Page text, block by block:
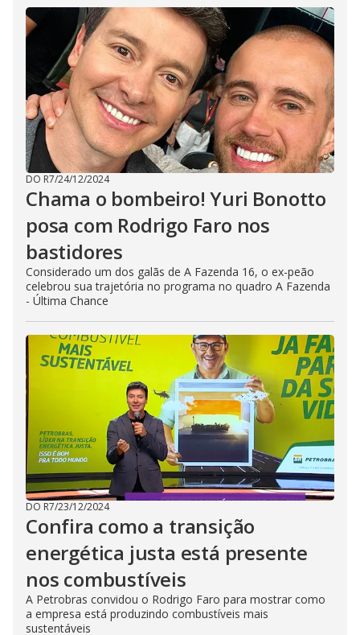
DO R7/24/12/2024
Chama o bombeiro! Yuri Bonotto
posa com Rodrigo Faro nos
bastidores
Considerado um dos galãs de A Fazenda 16, o ex-peão
celebrou sua trajetória no programa no quadro A Fazenda
- Última Chance
DO R7/23/12/2024
Confira como a transição
energética justa está presente
nos combustíveis
A Petrobras convidou o Rodrigo Faro para mostrar como
a empresa está produzindo combustíveis mais
sustentáveis